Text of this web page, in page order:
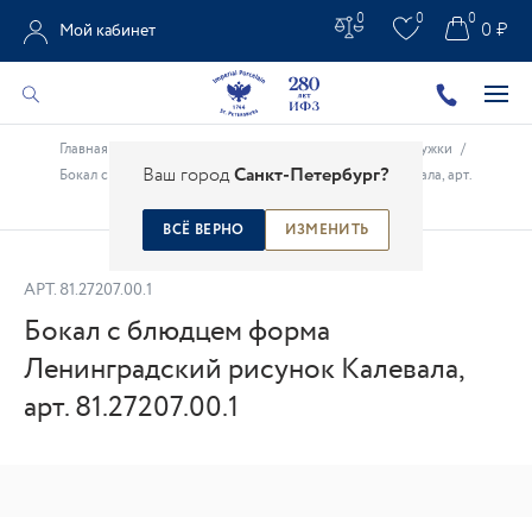
Ваш городСанкт-Петербург?
ВСЁ ВЕРНО ИЗМЕНИТЬ
Мой кабинет
0 0 0 ₽
0
Главная Бокалы, кружки /
Бокал с блюдцем форма Ленинградский рисунок Калевала, арт.
АРТ. 81.27207.00.1
Бокал с блюдцем форма
Ленинградский рисунок Калевала,
арт. 81.27207.00.1